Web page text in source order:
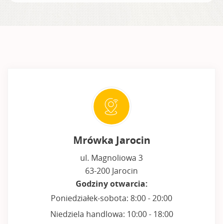
Mrówka Jarocin
ul. Magnoliowa 3
63-200 Jarocin
Godziny otwarcia:
Poniedziałek-sobota: 8:00 - 20:00
Niedziela handlowa: 10:00 - 18:00